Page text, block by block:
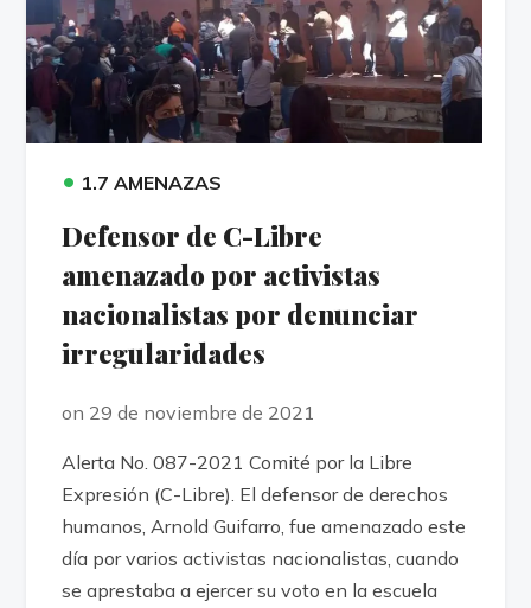
• 1.7 AMENAZAS
Defensor de C-Libre
amenazado por activistas
nacionalistas por denunciar
irregularidades
on 29 de noviembre de 2021
Alerta No. 087-2021 Comité por la Libre
Expresión (C-Libre). El defensor de derechos
humanos, Arnold Guifarro, fue amenazado este
día por varios activistas nacionalistas, cuando
se aprestaba a ejercer su voto en la escuela